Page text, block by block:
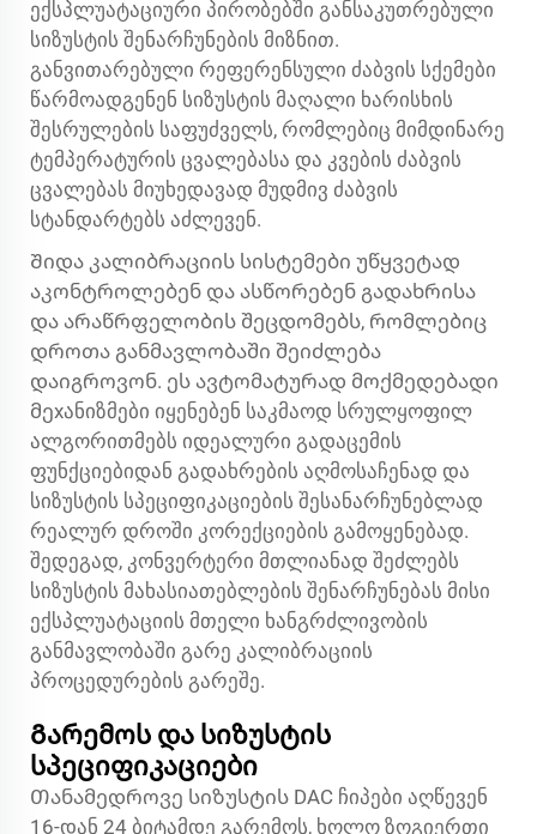
ექსპლუატაციური პირობებში განსაკუთრებული
სიზუსტის შენარჩუნების მიზნით.
განვითარებული რეფერენსული ძაბვის სქემები
წარმოადგენენ სიზუსტის მაღალი ხარისხის
შესრულების საფუძველს, რომლებიც მიმდინარე
ტემპერატურის ცვალებასა და კვების ძაბვის
ცვალებას მიუხედავად მუდმივ ძაბვის
სტანდარტებს აძლევენ.
Შიდა კალიბრაციის სისტემები უწყვეტად
აკონტროლებენ და ასწორებენ გადახრისა
და არაწრფელობის შეცდომებს, რომლებიც
დროთა განმავლობაში შეიძლება
დაიგროვონ. ეს ავტომატურად მოქმედებადი
მეхანიზმები იყენებენ საკმაოდ სრულყოფილ
ალგორითმებს იდეალური გადაცემის
ფუნქციებიდან გადახრების აღმოსაჩენად და
სიზუსტის სპეციფიკაციების შესანარჩუნებლად
რეალურ დროში კორექციების გამოყენებად.
შედეგად, კონვერტერი მთლიანად შეძლებს
სიზუსტის მახასიათებლების შენარჩუნებას მისი
ექსპლუატაციის მთელი ხანგრძლივობის
განმავლობაში გარე კალიბრაციის
პროცედურების გარეშე.
Გარემოს და სიზუსტის
სპეციფიკაციები
Თანამედროვე სიზუსტის DAC ჩიპები აღწევენ
16-დან 24 ბიტამდე გარემოს, ხოლო ზოგიერთი